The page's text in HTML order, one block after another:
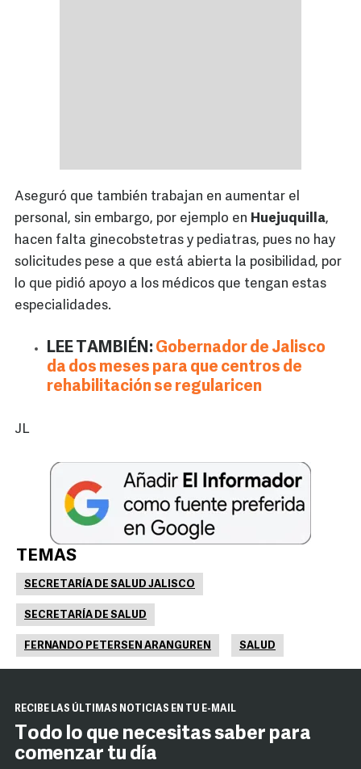
Aseguró que también trabajan en aumentar el
personal, sin embargo, por ejemplo en Huejuquilla,
hacen falta ginecobstetras y pediatras, pues no hay
solicitudes pese a que está abierta la posibilidad, por
lo que pidió apoyo a los médicos que tengan estas
especialidades.
LEE TAMBIÉN: Gobernador de Jalisco
da dos meses para que centros de
rehabilitación se regularicen
JL
TEMAS
SECRETARÍA DE SALUD JALISCO
SECRETARÍA DE SALUD
FERNANDO PETERSEN ARANGUREN SALUD
RECIBE LAS ÚLTIMAS NOTICIAS EN TU E-MAIL
Todo lo que necesitas saber para
comenzar tu día